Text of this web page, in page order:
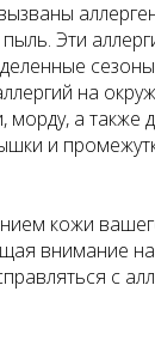
Эти
на
а также
и
кожи
внимание
с